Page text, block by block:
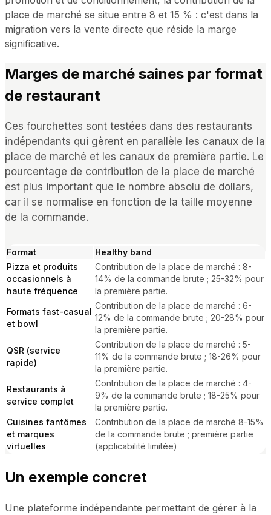
place de marché se situe entre 8 et 15 % : c'est dans la
migration vers la vente directe que réside la marge
significative.
Marges de marché saines par format
de restaurant
Ces fourchettes sont testées dans des restaurants
indépendants qui gèrent en parallèle les canaux de la
place de marché et les canaux de première partie. Le
pourcentage de contribution de la place de marché
est plus important que le nombre absolu de dollars,
car il se normalise en fonction de la taille moyenne
de la commande.
Format
Healthy band
Pizza et produits
occasionnels à
haute fréquence
Contribution de la place de marché : 8-
14% de la commande brute ; 25-32% pour
la première partie.
Formats fast-casual
et bowl
Contribution de la place de marché : 6-
12% de la commande brute ; 20-28% pour
la première partie.
QSR (service
rapide)
Contribution de la place de marché : 5-
11% de la commande brute ; 18-26% pour
la première partie.
Restaurants à
service complet
Contribution de la place de marché : 4-
9% de la commande brute ; 18-25% pour
la première partie.
Cuisines fantômes
et marques
virtuelles
Contribution de la place de marché 8-15%
de la commande brute ; première partie
(applicabilité limitée)
Un exemple concret
Une plateforme indépendante permettant de gérer à la